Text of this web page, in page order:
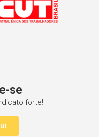
se
forte!